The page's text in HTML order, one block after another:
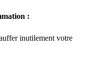
:
inutilement votre